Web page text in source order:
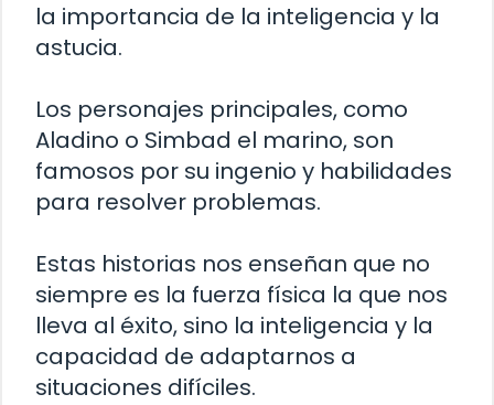
la importancia de la inteligencia y la
astucia.
Los personajes principales, como
Aladino o Simbad el marino, son
famosos por su ingenio y habilidades
para resolver problemas.
Estas historias nos enseñan que no
siempre es la fuerza física la que nos
lleva al éxito, sino la inteligencia y la
capacidad de adaptarnos a
situaciones difíciles.